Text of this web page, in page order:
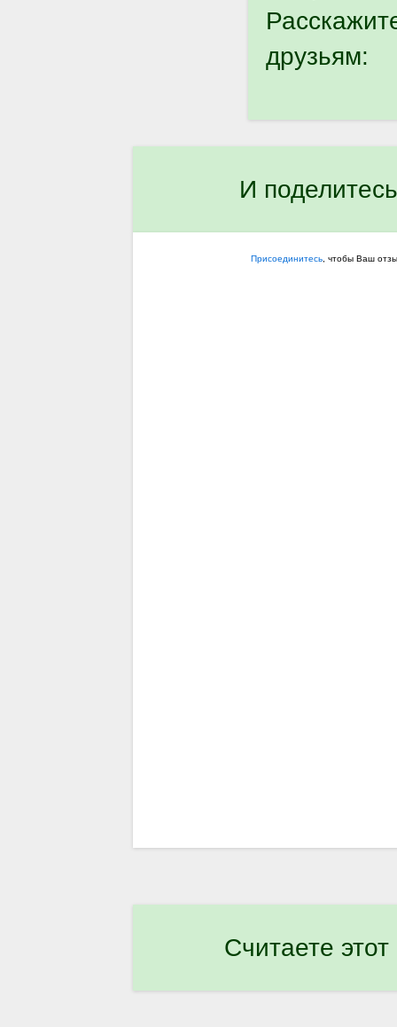
друзьям:
И
Присоединитесь , чтобы Ваш
Считаете